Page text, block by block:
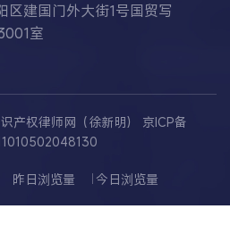
区建国门外大街1号国贸写
室
权律师网（徐新明） 京ICP备
昨日浏览量 今日浏览量